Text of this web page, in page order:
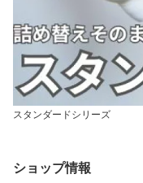
スタンダードシリーズ
ショップ情報